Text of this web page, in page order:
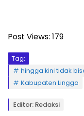
Post Views: 179
Tag:
hingga kini tidak
Kabupaten Lingga
Editor: Redaksi